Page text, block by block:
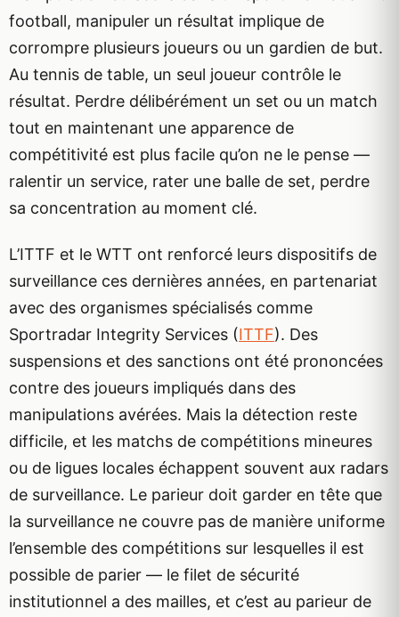
football, manipuler un résultat implique de
corrompre plusieurs joueurs ou un gardien de but.
Au tennis de table, un seul joueur contrôle le
résultat. Perdre délibérément un set ou un match
tout en maintenant une apparence de
compétitivité est plus facile qu’on ne le pense —
ralentir un service, rater une balle de set, perdre
sa concentration au moment clé.
L’ITTF et le WTT ont renforcé leurs dispositifs de
surveillance ces dernières années, en partenariat
avec des organismes spécialisés comme
Sportradar Integrity Services (ITTF). Des
suspensions et des sanctions ont été prononcées
contre des joueurs impliqués dans des
manipulations avérées. Mais la détection reste
difficile, et les matchs de compétitions mineures
ou de ligues locales échappent souvent aux radars
de surveillance. Le parieur doit garder en tête que
la surveillance ne couvre pas de manière uniforme
l’ensemble des compétitions sur lesquelles il est
possible de parier — le filet de sécurité
institutionnel a des mailles, et c’est au parieur de